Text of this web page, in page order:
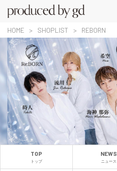
HOME SHOPLIST REBORN
TOP
トップ
NEWS
ニュース